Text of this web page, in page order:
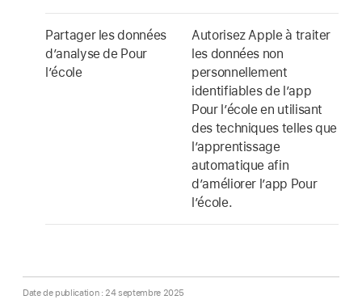
Partager les données
d’analyse de Pour
l’école
Autorisez Apple à traiter
les données non
personnellement
identifiables de l’app
Pour l’école en utilisant
des techniques telles que
l’apprentissage
automatique afin
d’améliorer l’app Pour
l’école.
Date de publication : 24 septembre 2025